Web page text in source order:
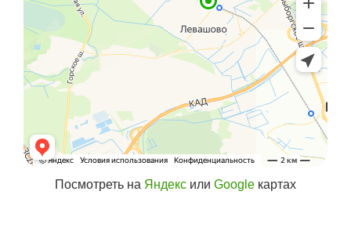
Посмотреть на Яндекс или Google картах